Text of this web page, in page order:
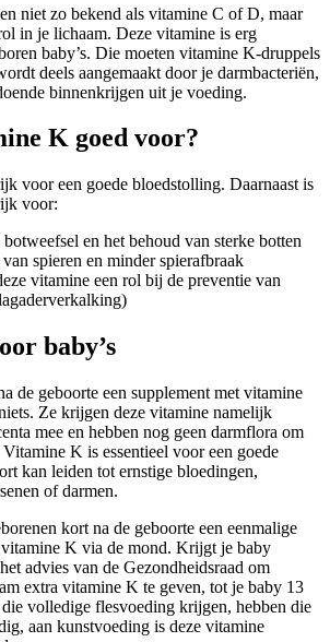
niet zo bekend als vitamine C of D, maar
in je lichaam. Deze vitamine is erg
baby’s. Die moeten vitamine K-druppels
deels aangemaakt door je darmbacteriën,
binnenkrijgen uit je voeding.
K goed voor?
voor een goede bloedstolling. Daarnaast is
voor:
en het behoud van sterke botten
spieren en minder spierafbraak
vitamine een rol bij de preventie van
baby’s
de geboorte een supplement met vitamine
Ze krijgen deze vitamine namelijk
mee en hebben nog geen darmflora om
K is essentieel voor een goede
kan leiden tot ernstige bloedingen,
of darmen.
kort na de geboorte een eenmalige
K via de mond. Krijgt je baby
advies van de Gezondheidsraad om
extra vitamine K te geven, tot je baby 13
volledige flesvoeding krijgen, hebben die
aan kunstvoeding is deze vitamine